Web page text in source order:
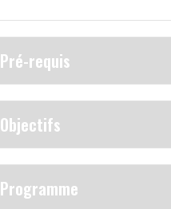
Pré-requis
Objectifs
Programme